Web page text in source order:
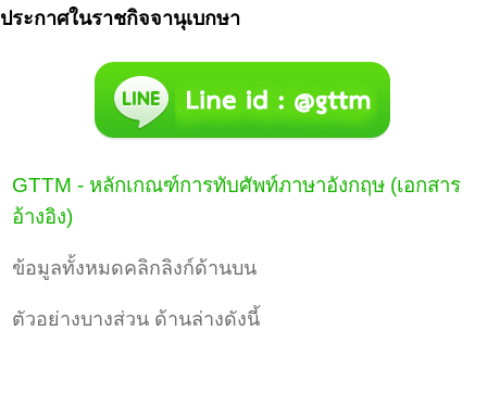
ประกาศในราชกิจจานุเบกษา
GTTM - หลักเกณฑ์การทับศัพท์ภาษาอังกฤษ (เอกสาร
อ้างอิง)
ข้อมูลทั้งหมดคลิกลิงก์ด้านบน
ตัวอย่างบางส่วน ด้านล่างดังนี้